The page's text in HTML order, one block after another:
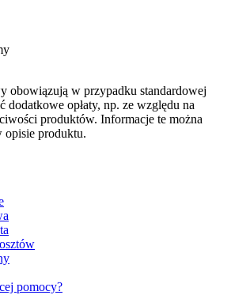
obowiązują w przypadku standardowej
dodatkowe opłaty, np. ze względu na
produktów. Informacje te można
opisie produktu.
pomocy?